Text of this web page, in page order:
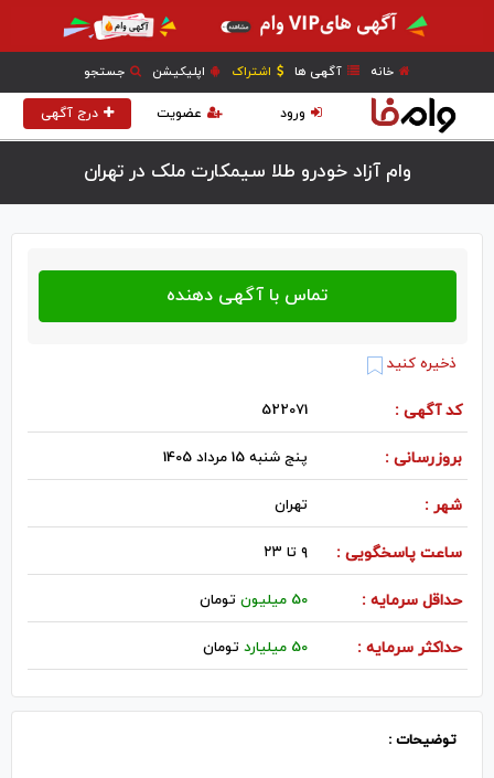
خانه آگهی ها اشتراک اپلیکیشن جستجو
درج آگهی عضویت ورود
وام آزاد خودرو طلا سیمکارت ملک در تهران
ذخیره کنید
کد آگهی : 522071
بروزرسانی : پنج شنبه 15 مرداد 1405
شهر : تهران
ساعت پاسخگویی : ۹ تا ۲۳
حداقل سرمایه : 50 میلیون تومان
حداکثر سرمایه : 50 میلیارد تومان
توضیحات :